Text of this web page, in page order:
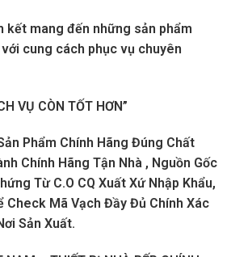
kết mang đến những sản phẩm
cung cách phục vụ chuyên
VỤ CÒN TỐT HƠN”
Phẩm Chính Hãng Đúng Chất
Chính Hãng Tận Nhà , Nguồn Gốc
Từ C.O CQ Xuất Xứ Nhập Khẩu,
Check Mã Vạch Đầy Đủ Chính Xác
Sản Xuất.